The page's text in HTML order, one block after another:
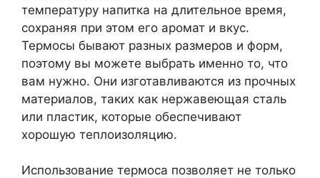
температуру напитка на длительное время,
сохраняя при этом его аромат и вкус.
Термосы бывают разных размеров и форм,
поэтому вы можете выбрать именно то, что
вам нужно. Они изготавливаются из прочных
материалов, таких как нержавеющая сталь
или пластик, которые обеспечивают
хорошую теплоизоляцию.
Использование термоса позволяет не только